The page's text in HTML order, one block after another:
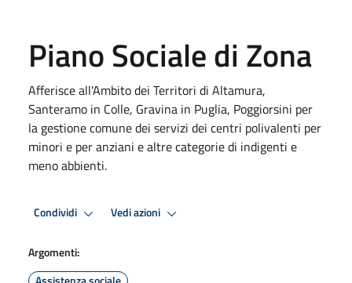
Piano Sociale di Zona
Afferisce all'Ambito dei Territori di Altamura,
Santeramo in Colle, Gravina in Puglia, Poggiorsini per
la gestione comune dei servizi dei centri polivalenti per
minori e per anziani e altre categorie di indigenti e
meno abbienti.
Condividi Vedi azioni
Argomenti: